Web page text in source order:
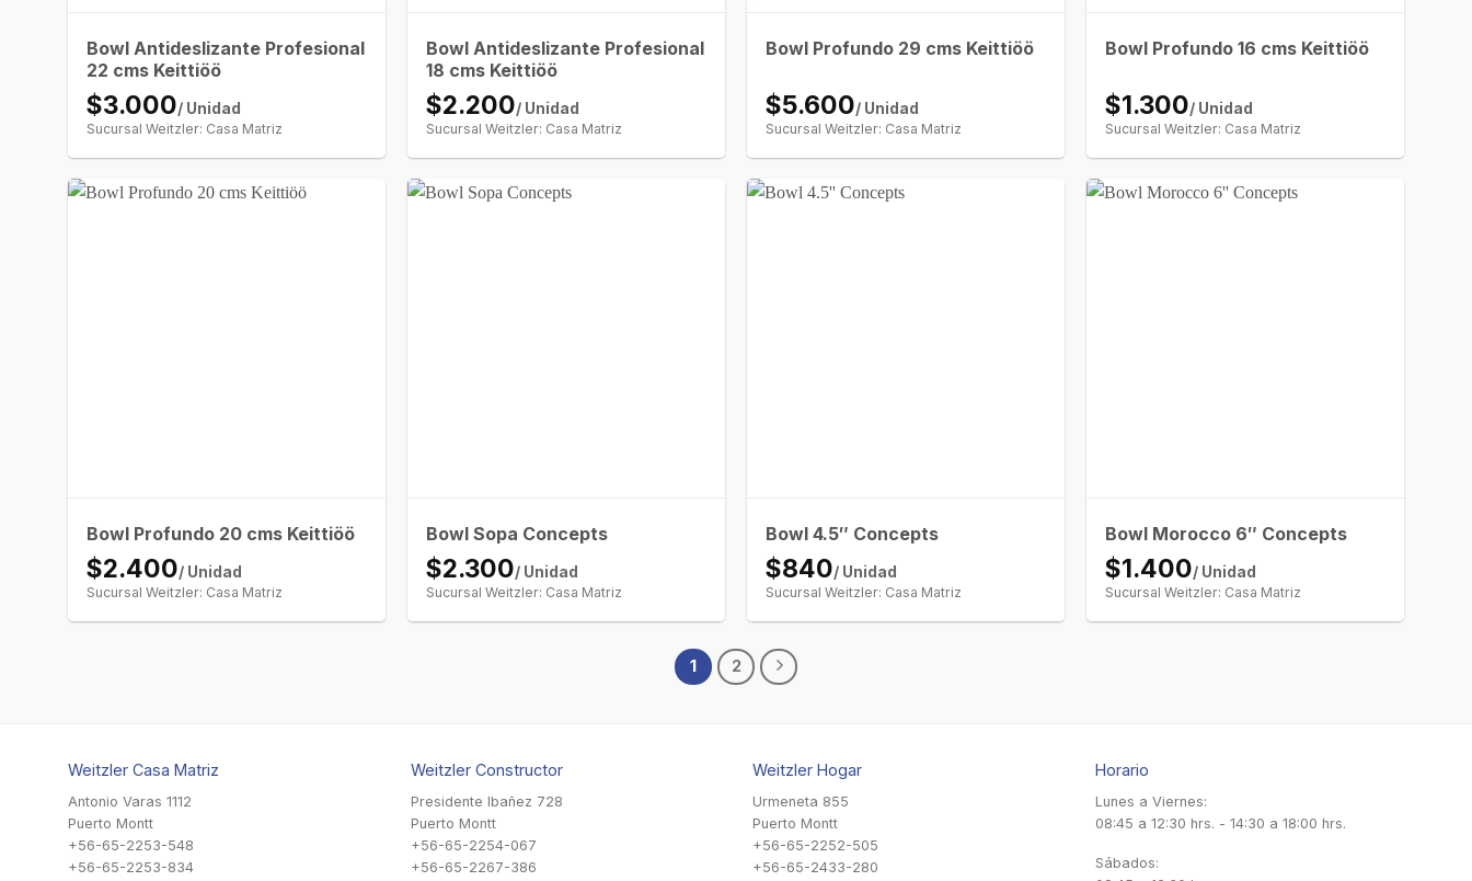
Bowl Antideslizante Profesional
22 cms Keittiöö
$3.000/ Unidad
Sucursal Weitzler: Casa Matriz
Bowl Antideslizante Profesional
18 cms Keittiöö
$2.200/ Unidad
Sucursal Weitzler: Casa Matriz
Bowl Profundo 29 cms Keittiöö
$5.600/ Unidad
Sucursal Weitzler: Casa Matriz
Bowl Profundo 16 cms Keittiöö
$1.300/ Unidad
Sucursal Weitzler: Casa Matriz
Bowl Profundo 20 cms Keittiöö
$2.400/ Unidad
Sucursal Weitzler: Casa Matriz
Bowl Sopa Concepts
$2.300/ Unidad
Sucursal Weitzler: Casa Matriz
Bowl 4.5″ Concepts
$840/ Unidad
Sucursal Weitzler: Casa Matriz
Bowl Morocco 6″ Concepts
$1.400/ Unidad
Sucursal Weitzler: Casa Matriz
1 2
Weitzler Casa Matriz
Antonio Varas 1112
Puerto Montt
+56-65-2253-548
+56-65-2253-834
Weitzler Constructor
Presidente Ibañez 728
Puerto Montt
+56-65-2254-067
+56-65-2267-386
Weitzler Hogar
Urmeneta 855
Puerto Montt
+56-65-2252-505
+56-65-2433-280
Horario
Lunes a Viernes:
08:45 a 12:30 hrs. - 14:30 a 18:00 hrs.
Sábados: